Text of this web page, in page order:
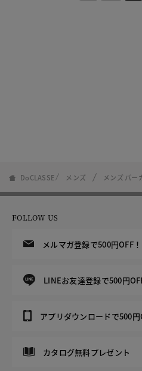
DoCLASSE メンズ メンズ パー
FOLLOW US
メルマガ登録で500円OFF！
LINEお友達登録で500円
アプリダウンロードで500円
カタログ無料プレゼント